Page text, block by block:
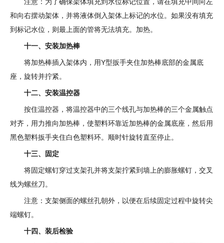
和向右摆动架体，并将液体倒入架体上标记的水位。如果没有填充
到标记水位，则最上面的管将无法填充。加热。
十一、安装加热棒
将加热棒插入架体内，用Y型扳手夹住加热棒底部的金属底
座，旋转并拧紧。
十二、安装温控器
按住温控器，将温控器中的三个线孔与加热棒的三个金属触点
对齐，用力推向加热棒，使塑料环靠近加热棒的金属底座，然后用
黑色塑料扳手夹住白色塑料环。顺时针旋转直至停止。
十三、固定
将固定螺钉穿过支架孔并将支架拧紧到墙上的膨胀螺钉，交叉
线为螺丝刀。
注意：支架侧面的螺丝孔朝外，以便在后续固定过程中旋转尖
端螺钉。
十四、装后检验